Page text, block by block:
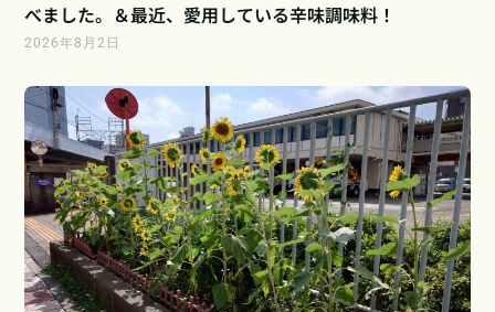
べました。＆最近、愛用している辛味調味料！
2026年8月2日